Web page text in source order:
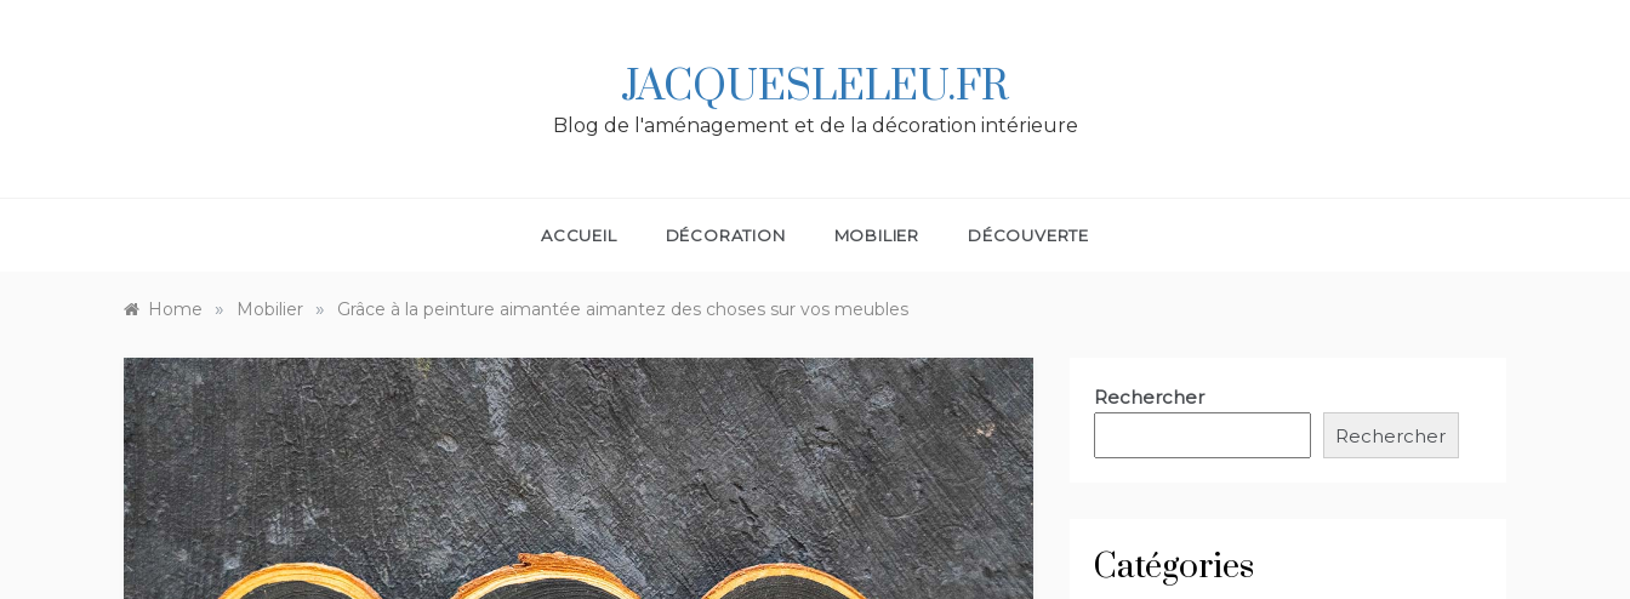
JACQUESLELEU.FR
Blog de l'aménagement et de la décoration intérieure
ACCUEIL DÉCORATION MOBILIER DÉCOUVERTE
Home » Mobilier » Grâce à la peinture aimantée aimantez des choses sur vos meubles
Rechercher
Rechercher
Catégories